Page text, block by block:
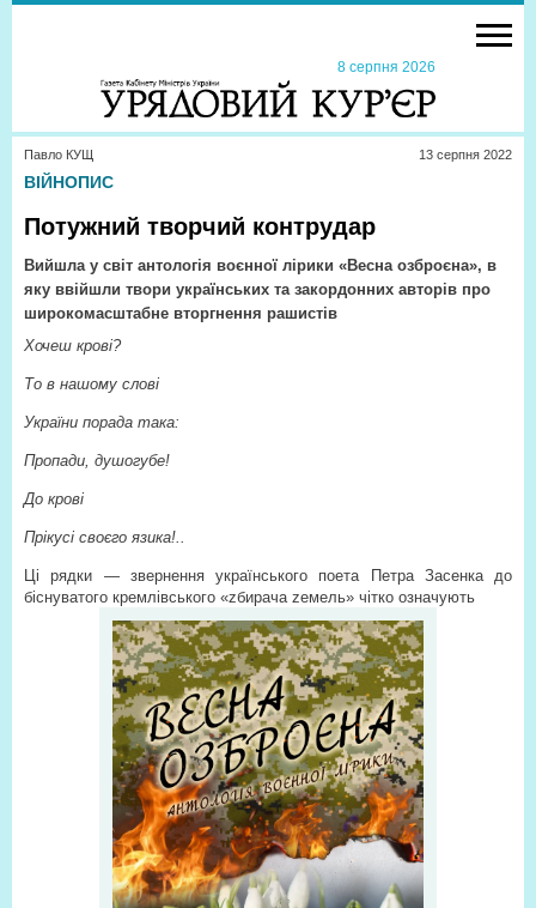
8 серпня 2026
Павло КУЩ 13 серпня 2022
ВІЙНОПИС
Потужний творчий контрудар
Вийшла у світ антологія воєнної лірики «Весна озброєна», в
яку ввійшли твори українських та закордонних авторів про
широкомасштабне вторгнення рашистів
Хочеш крові?
То в нашому слові
України порада така:
Пропади, душогубе!
До крові
Прікусі своєго язика!..
Ці рядки — звернення українського поета Петра Засенка до
біснуватого кремлівського «zбирача zемель» чітко означують